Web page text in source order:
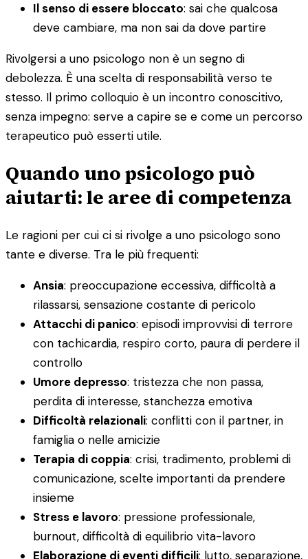
Il senso di essere bloccato: sai che qualcosa
deve cambiare, ma non sai da dove partire
Rivolgersi a uno psicologo non è un segno di
debolezza. È una scelta di responsabilità verso te
stesso. Il primo colloquio è un incontro conoscitivo,
senza impegno: serve a capire se e come un percorso
terapeutico può esserti utile.
Quando uno psicologo può
aiutarti: le aree di competenza
Le ragioni per cui ci si rivolge a uno psicologo sono
tante e diverse. Tra le più frequenti:
Ansia: preoccupazione eccessiva, difficoltà a
rilassarsi, sensazione costante di pericolo
Attacchi di panico: episodi improvvisi di terrore
con tachicardia, respiro corto, paura di perdere il
controllo
Umore depresso: tristezza che non passa,
perdita di interesse, stanchezza emotiva
Difficoltà relazionali: conflitti con il partner, in
famiglia o nelle amicizie
Terapia di coppia: crisi, tradimento, problemi di
comunicazione, scelte importanti da prendere
insieme
Stress e lavoro: pressione professionale,
burnout, difficoltà di equilibrio vita-lavoro
Elaborazione di eventi difficili: lutto, separazione,